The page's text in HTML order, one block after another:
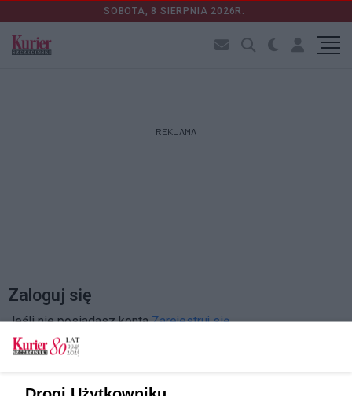
SOBOTA, 8 SIERPNIA 2026R.
REKLAMA
Zaloguj się
Jeśli nie posiadasz kontaZarejestruj się